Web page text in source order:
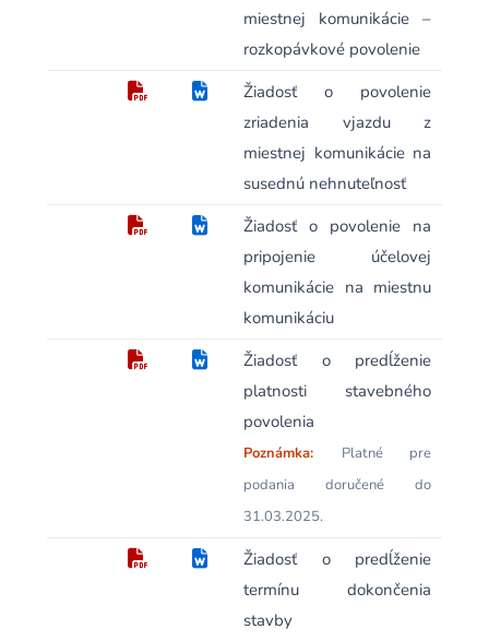
miestnej komunikácie –
rozkopávkové povolenie
Žiadosť o povolenie
zriadenia vjazdu z
miestnej komunikácie na
susednú nehnuteľnosť
Žiadosť o povolenie na
pripojenie účelovej
komunikácie na miestnu
komunikáciu
Žiadosť o predĺženie
platnosti stavebného
povolenia
Poznámka: Platné pre
podania doručené do
31.03.2025.
Žiadosť o predĺženie
termínu dokončenia
stavby